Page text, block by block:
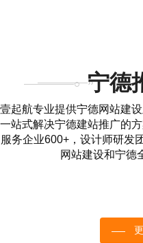
宁德
壹起航专业提供宁德网站建
一站式解决宁德建站推广的
服务企业600+，设计师研发
网站建设和宁德